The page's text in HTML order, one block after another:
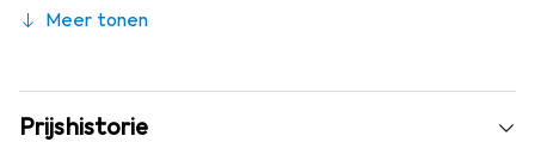
Meer tonen
Prijshistorie